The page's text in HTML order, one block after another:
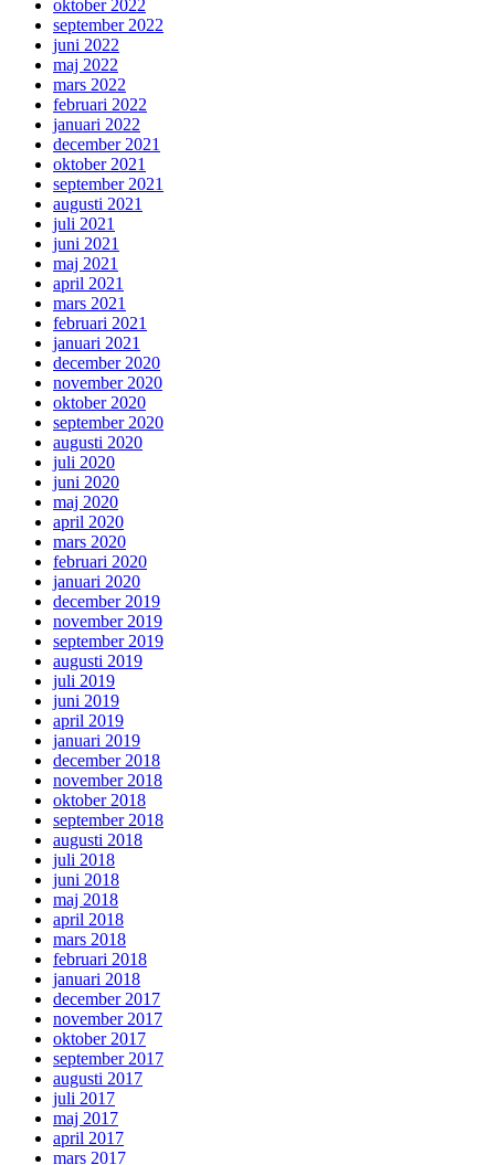
oktober 2022
september 2022
juni 2022
maj 2022
mars 2022
februari 2022
januari 2022
december 2021
oktober 2021
september 2021
augusti 2021
juli 2021
juni 2021
maj 2021
april 2021
mars 2021
februari 2021
januari 2021
december 2020
november 2020
oktober 2020
september 2020
augusti 2020
juli 2020
juni 2020
maj 2020
april 2020
mars 2020
februari 2020
januari 2020
december 2019
november 2019
september 2019
augusti 2019
juli 2019
juni 2019
april 2019
januari 2019
december 2018
november 2018
oktober 2018
september 2018
augusti 2018
juli 2018
juni 2018
maj 2018
april 2018
mars 2018
februari 2018
januari 2018
december 2017
november 2017
oktober 2017
september 2017
augusti 2017
juli 2017
maj 2017
april 2017
mars 2017